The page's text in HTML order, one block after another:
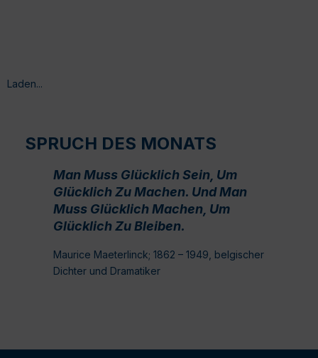
Laden...
SPRUCH DES MONATS
Man Muss Glücklich Sein, Um
Glücklich Zu Machen. Und Man
Muss Glücklich Machen, Um
Glücklich Zu Bleiben.
Maurice Maeterlinck; 1862 – 1949, belgischer
Dichter und Dramatiker